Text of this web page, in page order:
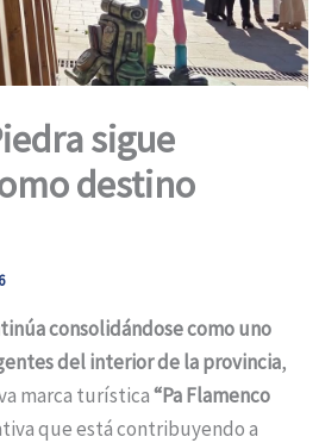
sigue
destino
consolidándose como uno
del interior de la provincia,
marca turística“Pa Flamenco
que está contribuyendo a